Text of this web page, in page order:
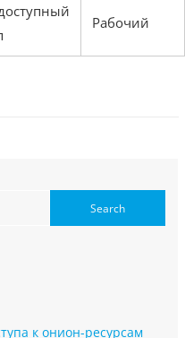
Рабочий
к онион-ресурсам